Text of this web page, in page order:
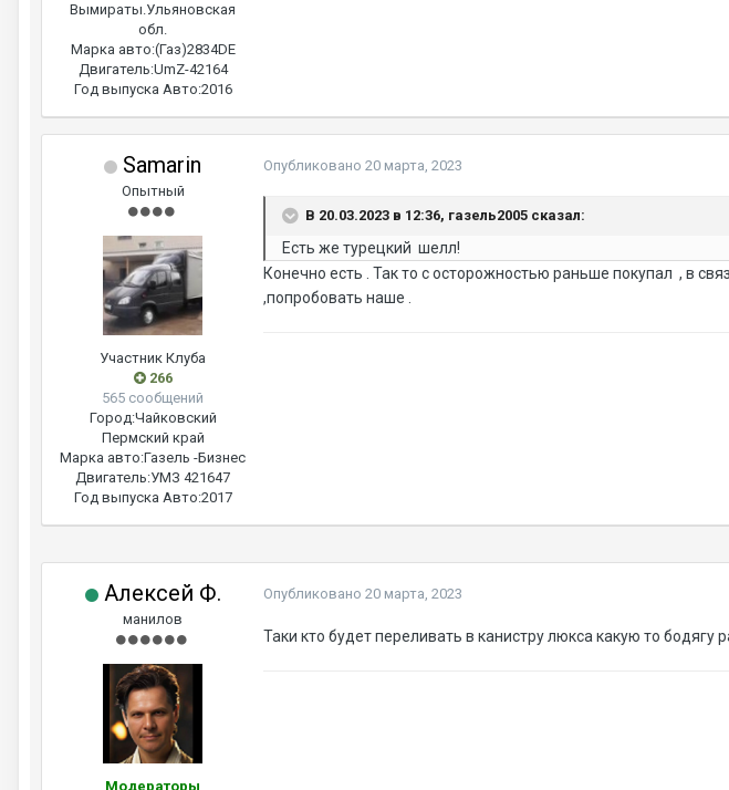
Вымираты.Ульяновская
обл.
Марка авто:(Газ)2834DE
Двигатель:UmZ-42164
Год выпуска Авто:2016
Samarin
Опытный
Участник Клуба
266
565 сообщений
Город:Чайковский
Пермский край
Марка авто:Газель -Бизнес
Двигатель:УМЗ 421647
Год выпуска Авто:2017
Опубликовано 20 марта, 2023
В 20.03.2023 в 12:36, газель2005 сказал:
Есть же турецкий шелл!
Конечно есть . Так то с осторожностью раньше покупал , в
,попробовать наше .
Алексей Ф.
манилов
Модераторы
Опубликовано 20 марта, 2023
Таки кто будет переливать в канистру люкса какую то